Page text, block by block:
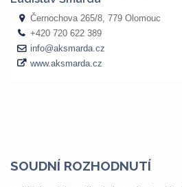
SOUDNÍ ROZHODNUTÍ